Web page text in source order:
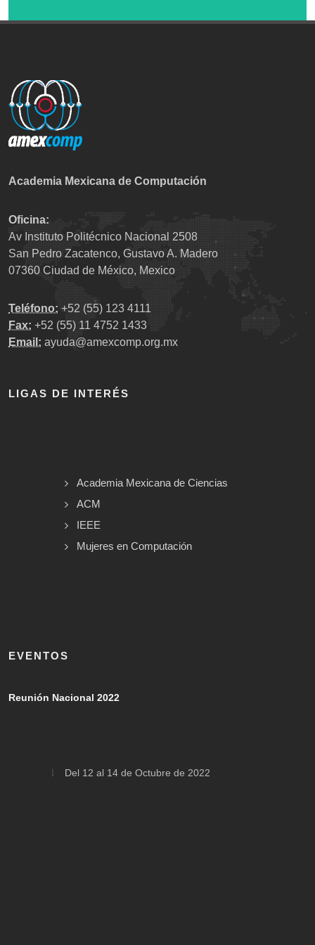
Academia Mexicana de Computación
Oficina:
Av Instituto Politécnico Nacional 2508
San Pedro Zacatenco, Gustavo A. Madero
07360 Ciudad de México, Mexico
Teléfono: +52 (55) 123 4111
Fax: +52 (55) 11 4752 1433
Email: ayuda@amexcomp.org.mx
LIGAS DE INTERÉS
Academia Mexicana de Ciencias
ACM
IEEE
Mujeres en Computación
EVENTOS
Reunión Nacional 2022
Del 12 al 14 de Octubre de 2022